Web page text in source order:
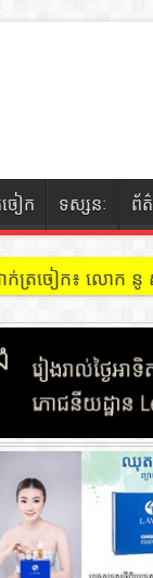
ចៀក ទស្សនៈ ព័ត៌
ក់ត្រចៀក៖ លោក នូ សុី